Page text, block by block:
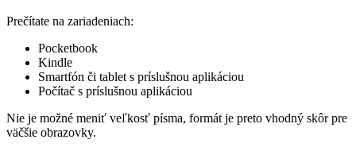
Prečítate na zariadeniach:
Pocketbook
Kindle
Smartfón či tablet s príslušnou aplikáciou
Počítač s príslušnou aplikáciou
Nie je možné meniť veľkosť písma, formát je preto vhodný skôr pre
väčšie obrazovky.